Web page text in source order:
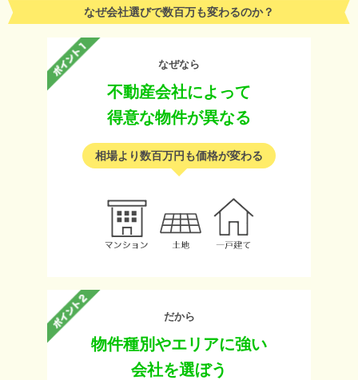
なぜ会社選びで数百万も変わるのか？
なぜなら
不動産会社によって
得意な物件が異なる
相場より数百万円も価格が変わる
だから
物件種別やエリアに強い
会社を選ぼう